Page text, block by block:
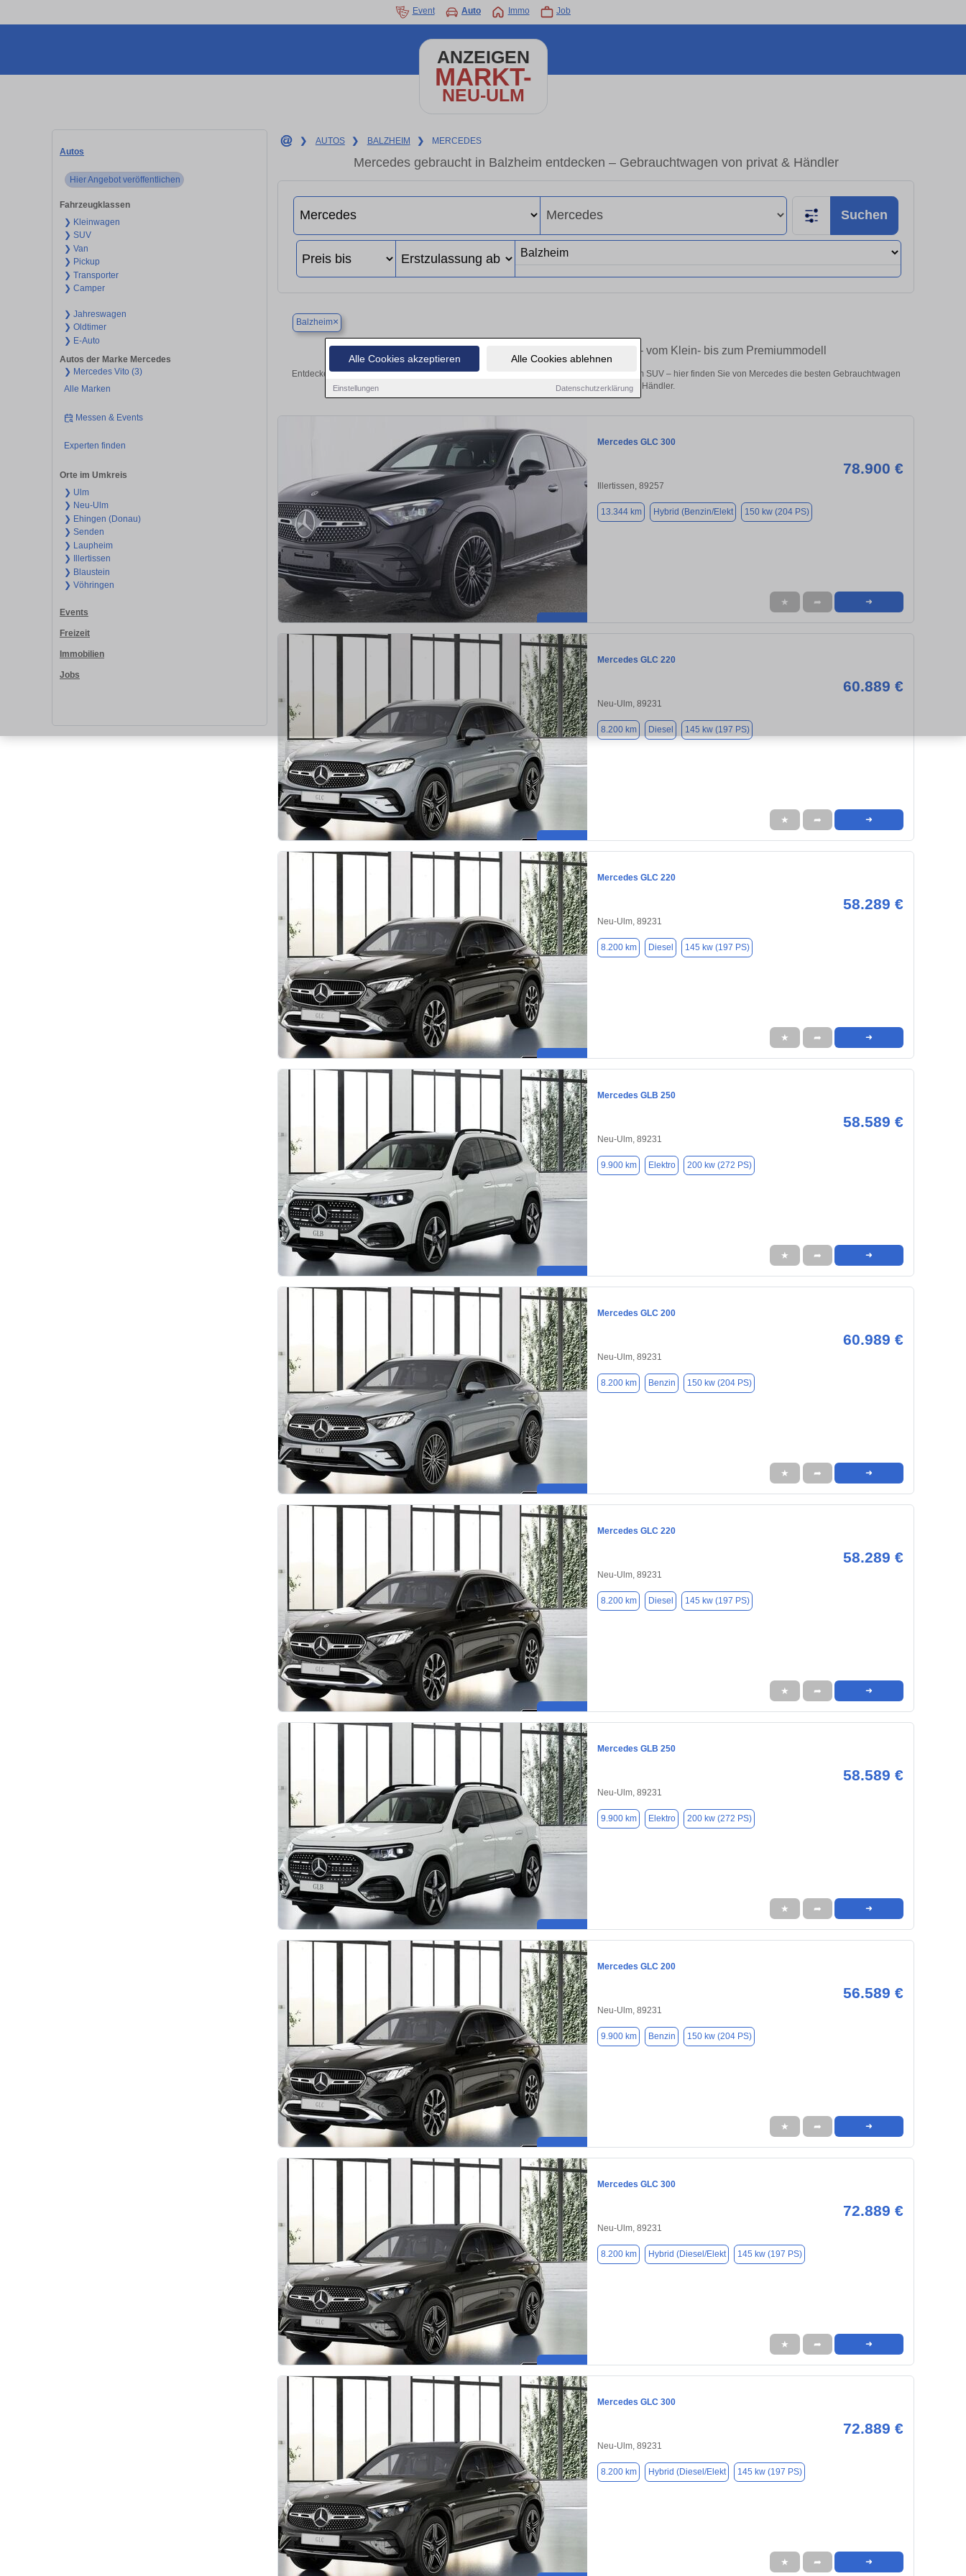
Alle Cookies akzeptieren Alle Cookies ablehnen
Einstellungen Datenschutzerklärung
Event Auto Immo Job
ANZEIGEN
MARKT-
NEU-ULM
Autos
Hier Angebot veröffentlichen
Fahrzeugklassen
❯ Kleinwagen
❯ SUV
❯ Van
❯ Pickup
❯ Transporter
❯ Camper
❯ Jahreswagen
❯ Oldtimer
❯ E-Auto
Autos der Marke Mercedes
❯ Mercedes Vito (3)
Alle Marken
Messen & Events
Experten finden
Orte im Umkreis
❯ Ulm
❯ Neu-Ulm
❯ Ehingen (Donau)
❯ Senden
❯ Laupheim
❯ Illertissen
❯ Blaustein
❯ Vöhringen
Events
Freizeit
Immobilien
Jobs
❯ AUTOS ❯ BALZHEIM ❯ MERCEDES
Mercedes gebraucht in Balzheim entdecken – Gebrauchtwagen von privat & Händler
Suchen
Balzheim×
Finden Sie in Balzheim Ihren gebrauchten Mercedes – vom Klein- bis zum Premiummodell
Entdecken Sie in Balzheim gebrauchte Mercedes Fahrzeuge. Von Kleinwagen bis hin zum SUV – hier finden Sie von Mercedes die besten Gebrauchtwagen
in Balzheim von privat und vom Händler.
Mercedes GLC 300
78.900 €
Illertissen, 89257
13.344 km Hybrid (Benzin/Elekt 150 kw (204 PS)
★ ➦ ➜
Mercedes GLC 220
60.889 €
Neu-Ulm, 89231
8.200 km Diesel 145 kw (197 PS)
★ ➦ ➜
Mercedes GLC 220
58.289 €
Neu-Ulm, 89231
8.200 km Diesel 145 kw (197 PS)
★ ➦ ➜
Mercedes GLB 250
58.589 €
Neu-Ulm, 89231
9.900 km Elektro 200 kw (272 PS)
★ ➦ ➜
Mercedes GLC 200
60.989 €
Neu-Ulm, 89231
8.200 km Benzin 150 kw (204 PS)
★ ➦ ➜
Mercedes GLC 220
58.289 €
Neu-Ulm, 89231
8.200 km Diesel 145 kw (197 PS)
★ ➦ ➜
Mercedes GLB 250
58.589 €
Neu-Ulm, 89231
9.900 km Elektro 200 kw (272 PS)
★ ➦ ➜
Mercedes GLC 200
56.589 €
Neu-Ulm, 89231
9.900 km Benzin 150 kw (204 PS)
★ ➦ ➜
Mercedes GLC 300
72.889 €
Neu-Ulm, 89231
8.200 km Hybrid (Diesel/Elekt 145 kw (197 PS)
★ ➦ ➜
Mercedes GLC 300
72.889 €
Neu-Ulm, 89231
8.200 km Hybrid (Diesel/Elekt 145 kw (197 PS)
★ ➦ ➜